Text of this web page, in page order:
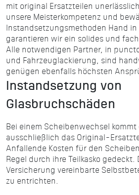
mit original Ersatzteilen
unsere Meisterkompetenz und
Instandsetzungsmethoden Hand in
garantieren wir ein solides und
Alle notwendigen Partner, in
und Fahrzeuglackierung, sind
genügen ebenfalls höchsten
Instandsetzung von
Glasbruchschäden
Bei einem Scheibenwechsel
ausschließlich das Original-
Anfallende Kosten für den
Regel durch ihre Teilkasko gedeckt.
Versicherung vereinbarte
zu entrichten.